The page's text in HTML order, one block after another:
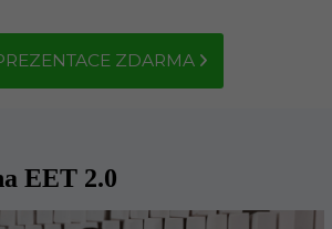
ZDARMA
EET 2.0